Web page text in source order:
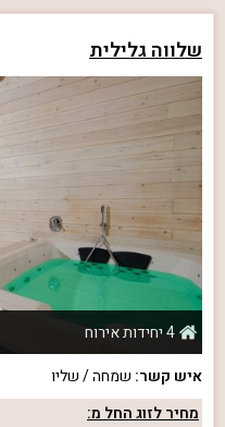
שלווה גלילית
4 יחידות אירוח
איש קשר: שמחה / שליו
מחיר לזוג החל מ: